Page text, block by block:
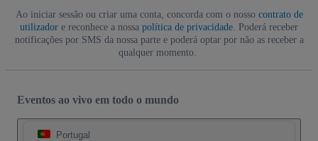
Ao iniciar sessão ou criar uma conta, concorda com o nosso contrato de
utilizador e reconhece a nossa política de privacidade . Poderá receber
notificações por SMS da nossa parte e poderá optar por não as receber a
qualquer momento.
Eventos ao vivo em todo o mundo
Portugal